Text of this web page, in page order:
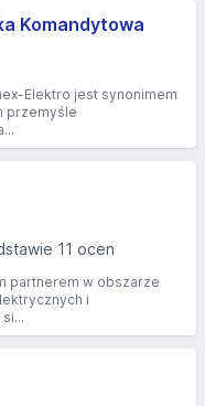
Komandytowa
Elektro jest synonimem
przemyśle
11 ocen
partnerem w obszarze
i